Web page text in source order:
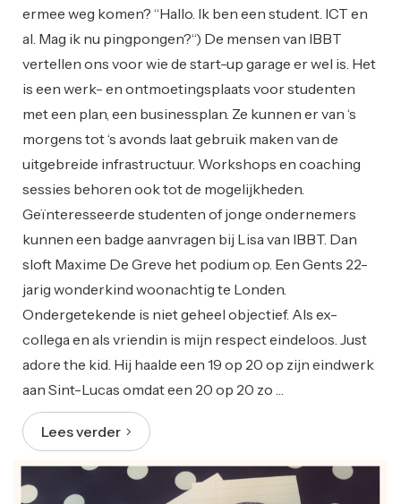
ermee weg komen? “Hallo. Ik ben een student. ICT en
al. Mag ik nu pingpongen?“) De mensen van IBBT
vertellen ons voor wie de start-up garage er wel is. Het
is een werk- en ontmoetingsplaats voor studenten
met een plan, een businessplan. Ze kunnen er van ‘s
morgens tot ‘s avonds laat gebruik maken van de
uitgebreide infrastructuur. Workshops en coaching
sessies behoren ook tot de mogelijkheden.
Geïnteresseerde studenten of jonge ondernemers
kunnen een badge aanvragen bij Lisa van IBBT. Dan
sloft Maxime De Greve het podium op. Een Gents 22-
jarig wonderkind woonachtig te Londen.
Ondergetekende is niet geheel objectief. Als ex-
collega en als vriendin is mijn respect eindeloos. Just
adore the kid. Hij haalde een 19 op 20 op zijn eindwerk
aan Sint-Lucas omdat een 20 op 20 zo …
Lees verder